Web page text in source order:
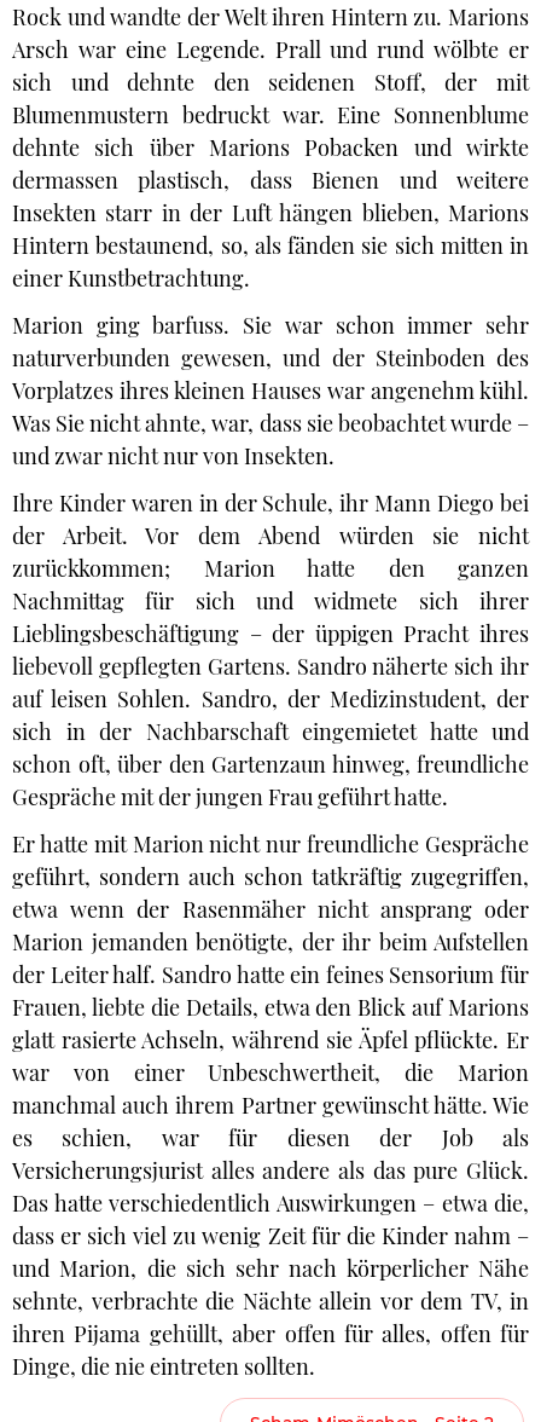
Rock und wandte der Welt ihren Hintern zu. Marions
Arsch war eine Legende. Prall und rund wölbte er
sich und dehnte den seidenen Stoff, der mit
Blumenmustern bedruckt war. Eine Sonnenblume
dehnte sich über Marions Pobacken und wirkte
dermassen plastisch, dass Bienen und weitere
Insekten starr in der Luft hängen blieben, Marions
Hintern bestaunend, so, als fänden sie sich mitten in
einer Kunstbetrachtung.
Marion ging barfuss. Sie war schon immer sehr
naturverbunden gewesen, und der Steinboden des
Vorplatzes ihres kleinen Hauses war angenehm kühl.
Was Sie nicht ahnte, war, dass sie beobachtet wurde –
und zwar nicht nur von Insekten.
Ihre Kinder waren in der Schule, ihr Mann Diego bei
der Arbeit. Vor dem Abend würden sie nicht
zurückkommen; Marion hatte den ganzen
Nachmittag für sich und widmete sich ihrer
Lieblingsbeschäftigung – der üppigen Pracht ihres
liebevoll gepflegten Gartens. Sandro näherte sich ihr
auf leisen Sohlen. Sandro, der Medizinstudent, der
sich in der Nachbarschaft eingemietet hatte und
schon oft, über den Gartenzaun hinweg, freundliche
Gespräche mit der jungen Frau geführt hatte.
Er hatte mit Marion nicht nur freundliche Gespräche
geführt, sondern auch schon tatkräftig zugegriffen,
etwa wenn der Rasenmäher nicht ansprang oder
Marion jemanden benötigte, der ihr beim Aufstellen
der Leiter half. Sandro hatte ein feines Sensorium für
Frauen, liebte die Details, etwa den Blick auf Marions
glatt rasierte Achseln, während sie Äpfel pflückte. Er
war von einer Unbeschwertheit, die Marion
manchmal auch ihrem Partner gewünscht hätte. Wie
es schien, war für diesen der Job als
Versicherungsjurist alles andere als das pure Glück.
Das hatte verschiedentlich Auswirkungen – etwa die,
dass er sich viel zu wenig Zeit für die Kinder nahm –
und Marion, die sich sehr nach körperlicher Nähe
sehnte, verbrachte die Nächte allein vor dem TV, in
ihren Pijama gehüllt, aber offen für alles, offen für
Dinge, die nie eintreten sollten.